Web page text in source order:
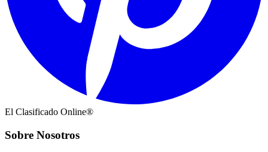
El Clasificado Online®
Sobre Nosotros